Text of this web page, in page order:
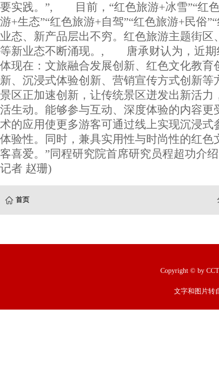
要实践。”, 目前，“红色旅游+冰雪”“红色
游+生态”“红色旅游+自驾”“红色旅游+民俗
业态、新产品层出不穷。红色旅游主题街区
等新业态不断涌现。, 唐承财认为，近期
体现在：文旅融合发展创新、红色文化教育
新、沉浸式体验创新、营销宣传方式创
景区正加速创新，让传统景区迸发出新活力
活生动。能够参与互动、深度体验的内容更
术的应用使更多游客可通过线上实现沉浸式
体验性。同时，兼具实用性与时尚性的红色
客喜爱。”同程研究院首席研究员程超功介
记者 赵珊)
首页
Copyright © by
文字和图片转